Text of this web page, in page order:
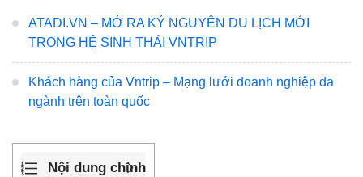
ATADI.VN – MỞ RA KỶ NGUYÊN DU LỊCH MỚI
TRONG HỆ SINH THÁI VNTRIP
Khách hàng của Vntrip – Mạng lưới doanh nghiệp đa
ngành trên toàn quốc
Nội dung chính